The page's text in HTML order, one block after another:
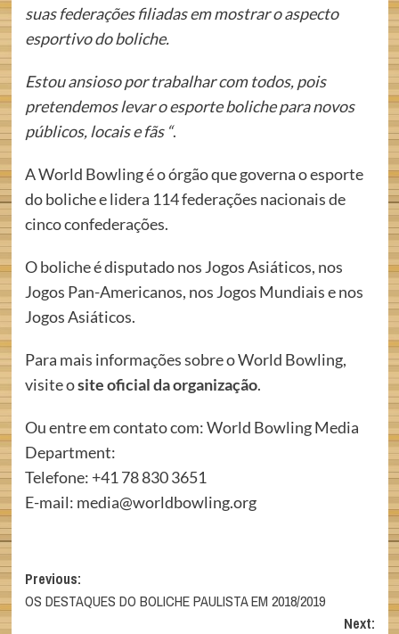
suas federações filiadas em mostrar o aspecto
esportivo do boliche.
Estou ansioso por trabalhar com todos, pois
pretendemos levar o esporte boliche para novos
públicos, locais e fãs “.
A World Bowling é o órgão que governa o esporte
do boliche e lidera 114 federações nacionais de
cinco confederações.
O boliche é disputado nos Jogos Asiáticos, nos
Jogos Pan-Americanos, nos Jogos Mundiais e nos
Jogos Asiáticos.
Para mais informações sobre o World Bowling,
visite osite oficial da organização.
Ou entre em contato com: World Bowling Media
Department:
Telefone: +41 78 830 3651
E-mail: media@worldbowling.org
Post
navigation
Previous:
OS DESTAQUES DO BOLICHE PAULISTA EM 2018/2019
Next: